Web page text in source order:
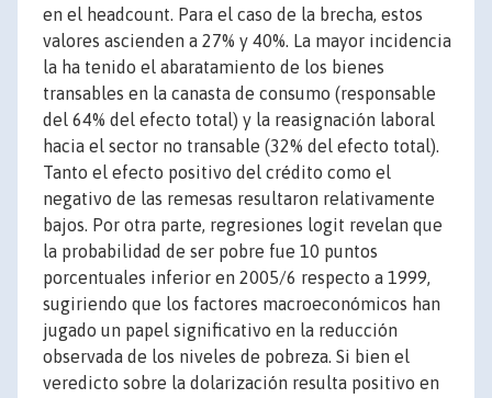
en el headcount. Para el caso de la brecha, estos
valores ascienden a 27% y 40%. La mayor incidencia
la ha tenido el abaratamiento de los bienes
transables en la canasta de consumo (responsable
del 64% del efecto total) y la reasignación laboral
hacia el sector no transable (32% del efecto total).
Tanto el efecto positivo del crédito como el
negativo de las remesas resultaron relativamente
bajos. Por otra parte, regresiones logit revelan que
la probabilidad de ser pobre fue 10 puntos
porcentuales inferior en 2005/6 respecto a 1999,
sugiriendo que los factores macroeconómicos han
jugado un papel significativo en la reducción
observada de los niveles de pobreza. Si bien el
veredicto sobre la dolarización resulta positivo en